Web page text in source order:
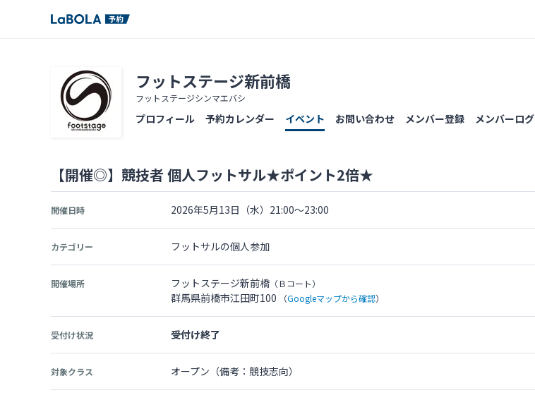
フットステージ新前橋
フットステージシンマエバシ
プロフィール 予約カレンダー イベント お問い合わせ メンバー登録 メンバーロ
【開催◎】競技者 個人フットサル★ポイント2倍★
開催日時 2026年5月13日（水）21:00～23:00
カテゴリー フットサルの個人参加
開催場所 フットステージ新前橋 （Ｂコート）
群馬県前橋市江田町100 （Googleマップから確認）
受付け状況 受付け終了
対象クラス オープン（備考：競技志向）